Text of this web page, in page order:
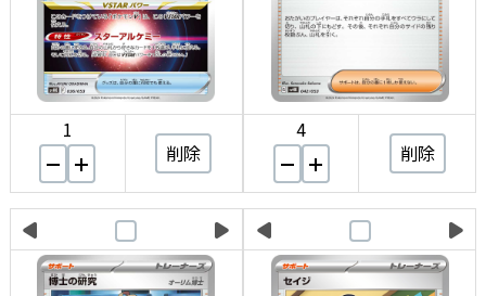
1
削除
4
削除